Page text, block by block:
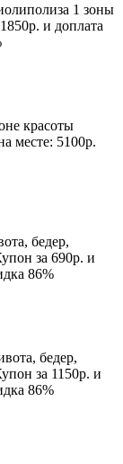
1 зоны
и доплата
красоты
месте: 5100р.
бедер,
за 690р. и
86%
бедер,
за 1150р. и
86%